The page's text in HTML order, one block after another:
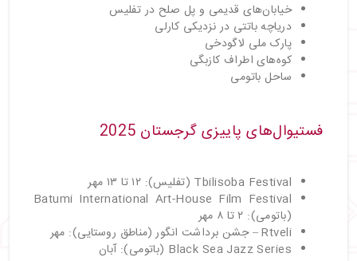
خیابان‌های قدیمی و پل صلح در تفلیس
دریاچه باتتی در نزدیکی کارلی
پارک ملی لاگودخی
کوه‌های اطراف کازبگی
ساحل باتومی
فستیوال‌های پاییزی گرجستان 2025
Tbilisoba Festival (تفلیس): ۱۲ تا ۱۳ مهر
Batumi International Art-House Film Festival
(باتومی): ۲ تا ۸ مهر
Rtveli – جشن برداشت انگور (مناطق روستایی): مهر
Black Sea Jazz Series (باتومی): آبان